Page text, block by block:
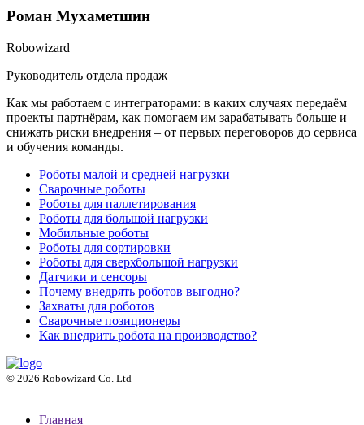
Роман Мухаметшин
Robowizard
Руководитель отдела продаж
Как мы работаем с интеграторами: в каких случаях передаём
проекты партнёрам, как помогаем им зарабатывать больше и
снижать риски внедрения – от первых переговоров до сервиса
и обучения команды.
Роботы малой и средней нагрузки
Сварочные роботы
Роботы для паллетирования
Роботы для большой нагрузки
Мобильные роботы
Роботы для сортировки
Роботы для сверхбольшой нагрузки
Датчики и сенсоры
Почему внедрять роботов выгодно?
Захваты для роботов
Сварочные позиционеры
Как внедрить робота на производство?
© 2026 Robowizard Co. Ltd
Главная